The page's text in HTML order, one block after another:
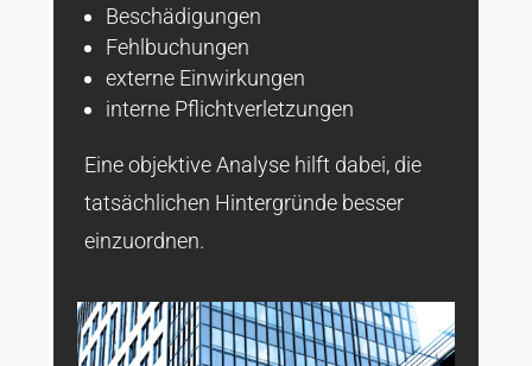
Beschädigungen
Fehlbuchungen
externe Einwirkungen
interne Pflichtverletzungen
Eine objektive Analyse hilft dabei, die
tatsächlichen Hintergründe besser
einzuordnen.